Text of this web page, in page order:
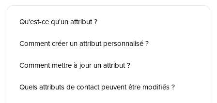
Qu'est-ce qu'un attribut ?
Comment créer un attribut personnalisé ?
Comment mettre à jour un attribut ?
Quels attributs de contact peuvent être modifiés ?